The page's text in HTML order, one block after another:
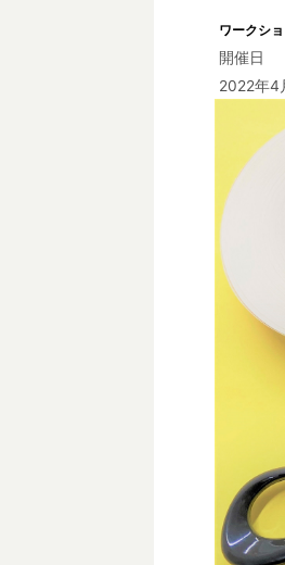
ワークシ
開催日
2022年4